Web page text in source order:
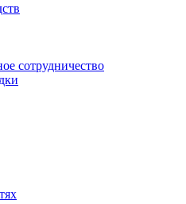
сотрудничество